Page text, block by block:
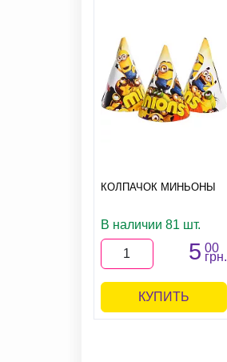
КОЛПАЧОК МИНЬОНЫ
В наличии 81 шт.
5 00
грн.
КУПИТЬ